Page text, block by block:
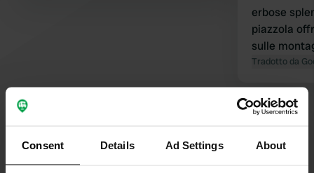
Consent Details Ad Settings About
erbose
piazzola
sulle
igienici
ricordatevi
all'interno
causa
Tradotto da
Sei stato qui?